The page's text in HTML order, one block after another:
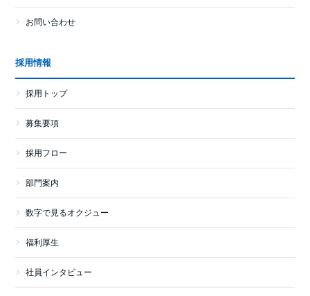
お問い合わせ
採用情報
採用トップ
募集要項
採用フロー
部門案内
数字で見るオクジュー
福利厚生
社員インタビュー